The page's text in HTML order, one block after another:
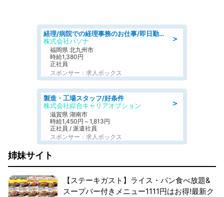
＞
経理/病院での経理事務のお仕事/即日勤務可/車通勤可/経理/一般事務
株式会社パソナ
福岡県 北九州市
時給1,380円
正社員
スポンサー：求人ボックス
＞
製造・工場スタッフ/好条件
株式会社綜合キャリアオプション
滋賀県 湖南市
時給1,450円～1,813円
正社員 / 派遣社員
スポンサー：求人ボックス
姉妹サイト
【ステーキガスト】ライス・パン食べ放題&
スープバー付きメニュー1111円はお得!最新ク